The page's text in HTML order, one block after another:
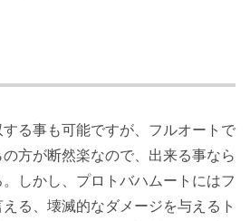
る事も可能ですが、フルオートで
方が断然楽なので、出来る事なら
しかし、プロトバハムートにはフ
る、壊滅的なダメージを与えるト